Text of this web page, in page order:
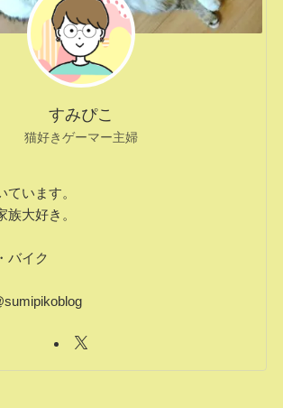
すみぴこ
猫好きゲーマー主婦
ています。
大好き。
バイク